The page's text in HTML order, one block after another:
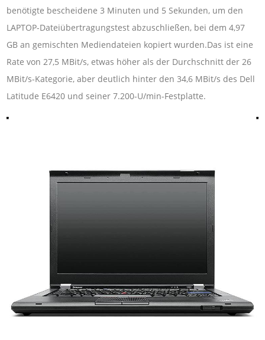
benötigte bescheidene 3 Minuten und 5 Sekunden, um den
LAPTOP-Dateiübertragungstest abzuschließen, bei dem 4,97
GB an gemischten Mediendateien kopiert wurden.Das ist eine
Rate von 27,5 MBit/s, etwas höher als der Durchschnitt der 26
MBit/s-Kategorie, aber deutlich hinter den 34,6 MBit/s des Dell
Latitude E6420 und seiner 7.200-U/min-Festplatte.